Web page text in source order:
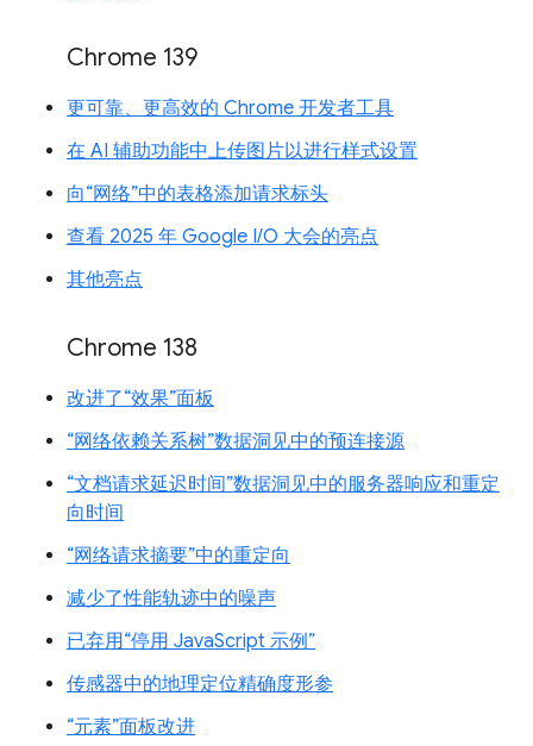
Chrome 139
更可靠、更高效的 Chrome 开发者工具
在 AI 辅助功能中上传图片以进行样式设置
向“网络”中的表格添加请求标头
查看 2025 年 Google I/O 大会的亮点
其他亮点
Chrome 138
改进了“效果”面板
“网络依赖关系树”数据洞见中的预连接源
“文档请求延迟时间”数据洞见中的服务器响应和重定
向时间
“网络请求摘要”中的重定向
减少了性能轨迹中的噪声
已弃用“停用 JavaScript 示例”
传感器中的地理定位精确度形参
“元素”面板改进